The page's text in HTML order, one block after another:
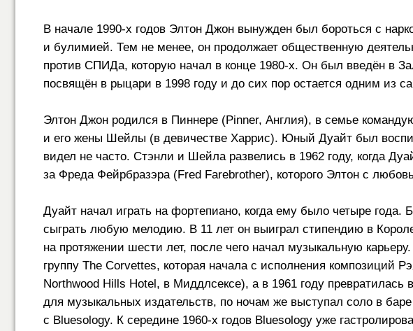
В начале 1990-х годов Элтон Джон вынужден был бороться с
и булимией. Тем не менее, он продолжает общественную
против СПИДа, которую начал в конце 1980-х. Он был введён в
посвящён в рыцари в 1998 году и до сих пор остается одним из
Элтон Джон родился в Пиннере (Pinner, Англия), в семье
и его жены Шейлы (в девичестве Харрис). Юный Дуайт был
видел не часто. Стэнли и Шейла развелись в 1962 году, когда
за Фреда Фейрбразэра (Fred Farebrother), которого Элтон с
Дуайт начал играть на фортепиано, когда ему было четыре года.
сыграть любую мелодию. В 11 лет он выиграл стипендию в
на протяжении шести лет, после чего начал музыкальную
группу The Corvettes, которая начала с исполнения композиций
Northwood Hills Hotel, в Миддлсексе), а в 1961 году
для музыкальных издательств, по ночам же выступал соло в
с Bluesology. К середине 1960-х годов Bluesology уже